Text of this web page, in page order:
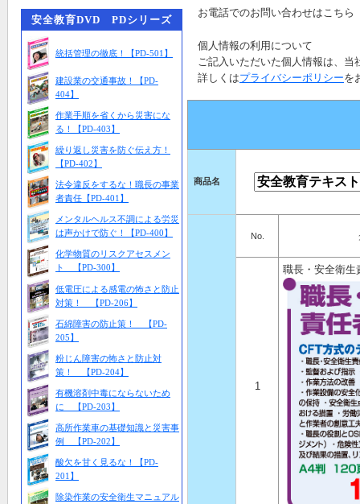
安全教育DVD PDシリーズ
統括管理の徹底！【PD-501】
建設業の交通事故！【PD-
404】
作業手順を省くから災害にな
る！【PD-403】
繰り返し災害を防ぐ伝え方！
【PD-402】
法令違反をするな！職長の事業
者責任【PD-401】
メンタルヘルス不調による労災
は声かけで防ぐ！【PD-400】
化学物質のリスクアセスメン
ト 【PD-300】
低電圧による感電の怖さと防止
対策！ 【PD-206】
石綿障害の防止策！ 【PD-
205】
粉じん障害の怖さと防止対
策！ 【PD-204】
有機溶剤中毒にならないため
に 【PD-203】
高所作業車の基礎知識と災害事
例 【PD-202】
酸欠を甘く見るな！【PD-
201】
除染作業の安全衛生マニュアル
お電話でのお問い合わせはこち
個人情報の利用について
ご記入いただいた個人情報は、
詳しくはプライバシーポリシーを
商品名
No.
1
職長・安全衛生